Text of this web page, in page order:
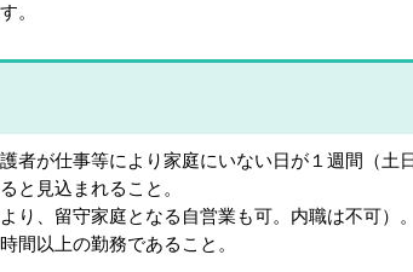
。
者が仕事等により家庭にいない日が１週間 （土
と見込まれる こと。
り、留守家庭となる自営業も可。内職は不可）。
間以上の勤務であること。